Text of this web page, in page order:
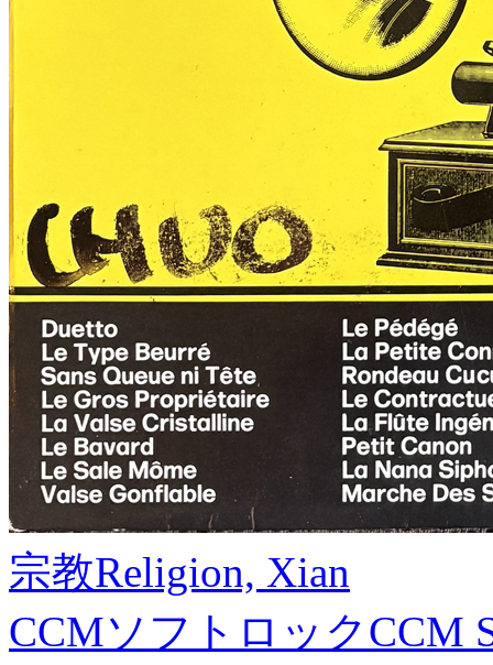
宗教Religion, Xian
CCMソフトロックCCM